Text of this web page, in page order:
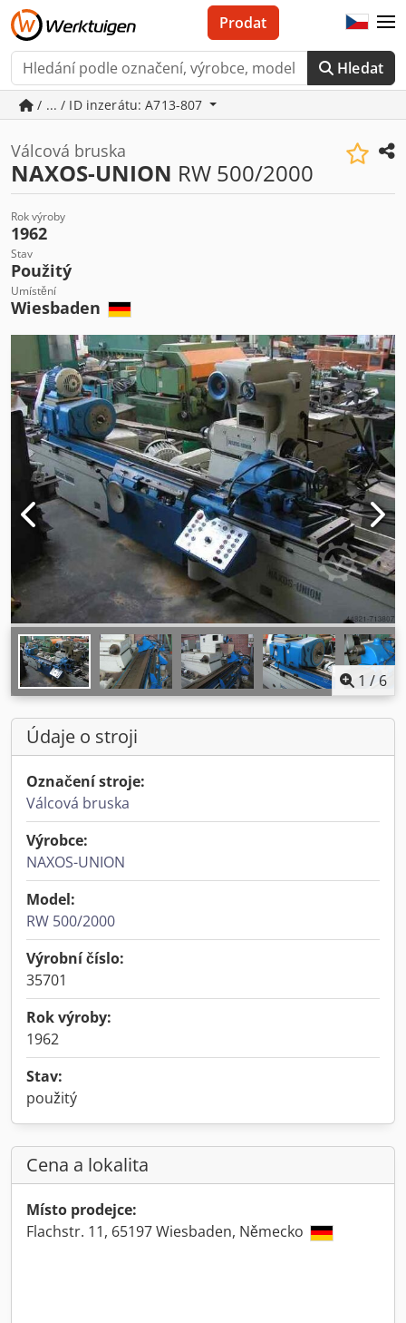
Hledat
Prodat
/ ... / ID inzerátu: A713-807
Válcová bruska
NAXOS-UNION RW 500/2000
Rok výroby
1962
Stav
Použitý
Umístění
Wiesbaden
1 / 6
Údaje o stroji
Označení stroje:
Válcová bruska
Výrobce:
NAXOS-UNION
Model:
RW 500/2000
Výrobní číslo:
35701
Rok výroby:
1962
Stav:
použitý
Cena a lokalita
Místo prodejce:
Flachstr. 11, 65197 Wiesbaden, Německo